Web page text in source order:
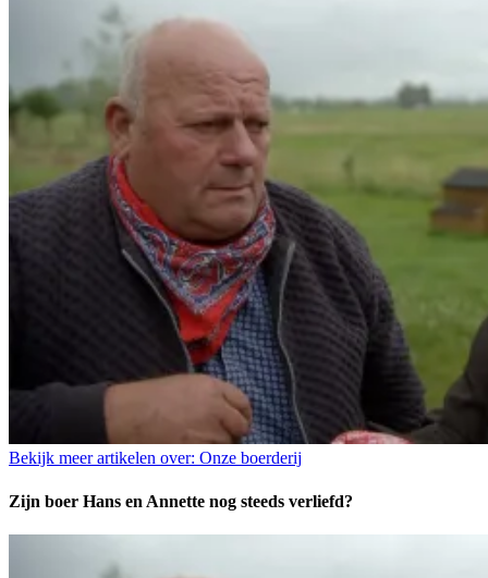
Bekijk meer artikelen over: Onze boerderij
Zijn boer Hans en Annette nog steeds verliefd?